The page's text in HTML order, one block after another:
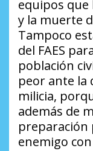
equipos que
y la muerte
Tampoco
del FAES
población
peor ante la
milicia,
además de
preparación
enemigo